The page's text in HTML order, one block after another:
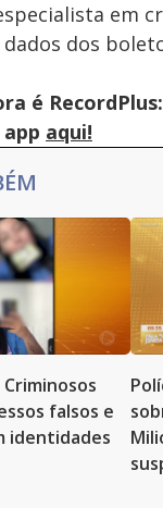
em
dos
é
aqui!
Criminosos
falsos e
identidades